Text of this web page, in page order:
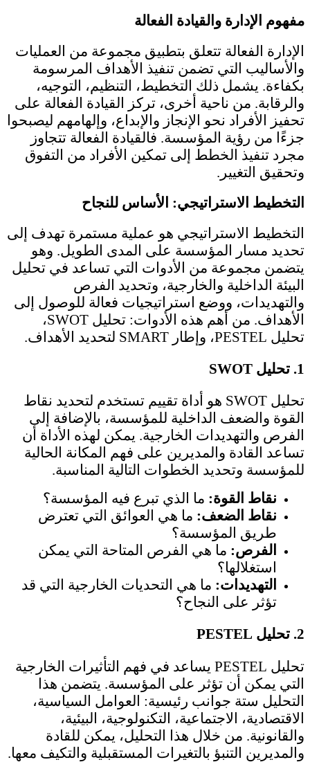
مفهوم الإدارة والقيادة الفعالة
الإدارة الفعالة تتعلق بتطبيق مجموعة من العمليات
والأساليب التي تضمن تنفيذ الأهداف المرسومة
بكفاءة. يشمل ذلك التخطيط، التنظيم، التوجيه،
والرقابة. من ناحية أخرى، تركز القيادة الفعالة على
تحفيز الأفراد نحو الإنجاز والإبداع، وإلهامهم ليصبحوا
جزءًا من رؤية المؤسسة. فالقيادة الفعالة تتجاوز
مجرد تنفيذ الخطط إلى تمكين الأفراد من التفوق
وتحقيق التغيير.
التخطيط الاستراتيجي: الأساس للنجاح
التخطيط الاستراتيجي هو عملية مستمرة تهدف إلى
تحديد مسار المؤسسة على المدى الطويل. وهو
يتضمن مجموعة من الأدوات التي تساعد في تحليل
البيئة الداخلية والخارجية، وتحديد الفرص
والتهديدات، ووضع استراتيجيات فعالة للوصول إلى
الأهداف. من أهم هذه الأدوات: تحليل SWOT،
تحليل PESTEL، وإطار SMART لتحديد الأهداف.
1. تحليل SWOT
تحليل SWOT هو أداة تقييم تستخدم لتحديد نقاط
القوة والضعف الداخلية للمؤسسة، بالإضافة إلى
الفرص والتهديدات الخارجية. يمكن لهذه الأداة أن
تساعد القادة والمديرين على فهم المكانة الحالية
للمؤسسة وتحديد الخطوات التالية المناسبة.
نقاط القوة: ما الذي تبرع فيه المؤسسة؟
نقاط الضعف: ما هي العوائق التي تعترض
طريق المؤسسة؟
الفرص: ما هي الفرص المتاحة التي يمكن
استغلالها؟
التهديدات: ما هي التحديات الخارجية التي قد
تؤثر على النجاح؟
2. تحليل PESTEL
تحليل PESTEL يساعد في فهم التأثيرات الخارجية
التي يمكن أن تؤثر على المؤسسة. يتضمن هذا
التحليل ستة جوانب رئيسية: العوامل السياسية،
الاقتصادية، الاجتماعية، التكنولوجية، البيئية،
والقانونية. من خلال هذا التحليل، يمكن للقادة
والمديرين التنبؤ بالتغيرات المستقبلية والتكيف معها.